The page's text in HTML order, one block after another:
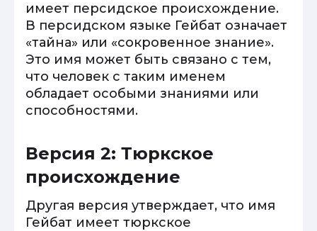
имеет персидское происхождение.
В персидском языке Гейбат означает
«тайна» или «сокровенное знание».
Это имя может быть связано с тем,
что человек с таким именем
обладает особыми знаниями или
способностями.
Версия 2: Тюркское
происхождение
Другая версия утверждает, что имя
Гейбат имеет тюркское